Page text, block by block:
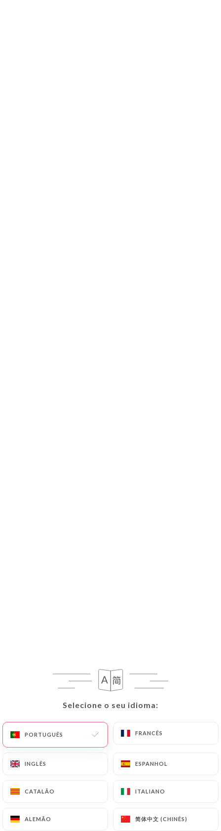
Selecione o seu idioma:
PORTUGUÊS FRANCÊS
INGLÊS ESPANHOL
CATALÃO ITALIANO
ALEMÃO 简体中文 (CHINÊS)
Selecione o seu idioma:
PORTUGUÊS FRANCÊS
INGLÊS ESPANHOL
CATALÃO ITALIANO
ALEMÃO 简体中文 (CHINÊS)